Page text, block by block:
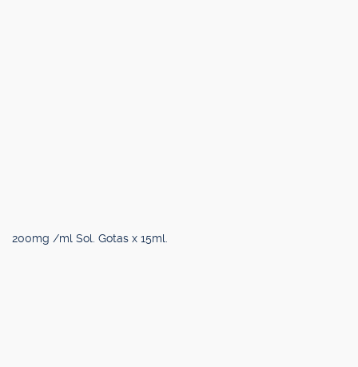
200mg /ml Sol. Gotas x 15ml.